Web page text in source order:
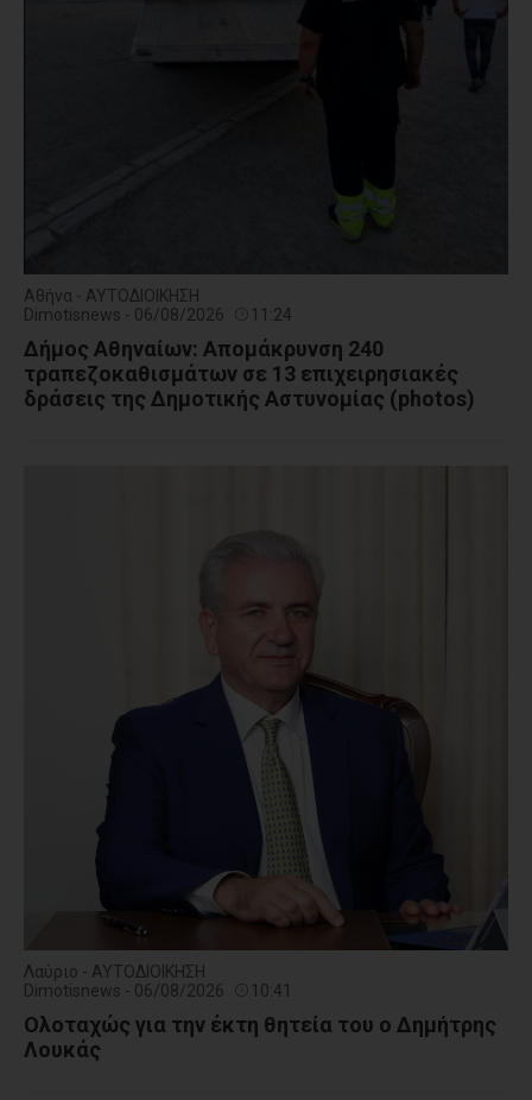
Αθήνα - ΑΥΤΟΔΙΟΙΚΗΣΗ
Dimotisnews - 06/08/2026
11:24
Δήμος Αθηναίων: Απομάκρυνση 240
τραπεζοκαθισμάτων σε 13 επιχειρησιακές
δράσεις της Δημοτικής Αστυνομίας (photos)
Λαύριο - ΑΥΤΟΔΙΟΙΚΗΣΗ
Dimotisnews - 06/08/2026
10:41
Ολοταχώς για την έκτη θητεία του ο Δημήτρης
Λουκάς